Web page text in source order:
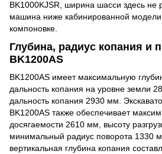
BK1000KJSR, ширина шасси здесь не
машина ниже кабинированной
компоновке.
Глубина, радиус копания и
BK1200AS
BK1200AS имеет максимальную
дальность копания на уровне земли
дальность копания 2930 мм.
BK1200AS также обеспечивает
досягаемости 2610 мм, высоту
минимальный радиус поворота 1330
вертикальная глубина копания